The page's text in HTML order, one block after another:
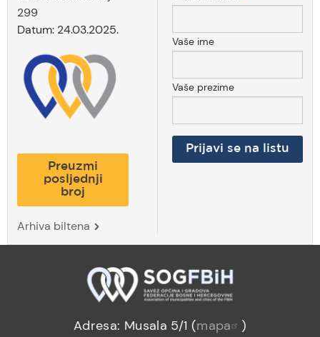
299
Datum: 24.03.2025.
Preuzmi
posljednji
broj
Arhiva biltena
Vaše ime
Vaše prezime
Adresa: Musala 5/1 (mapa
)